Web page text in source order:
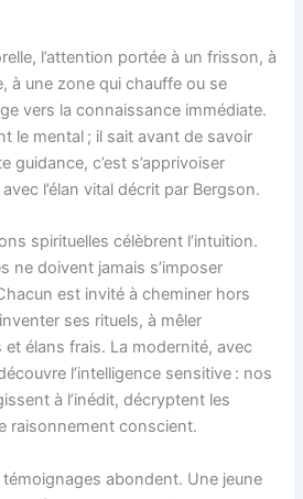
l’attention portée à un frisson, à
à une zone qui chauffe ou se
vers la connaissance immédiate.
le mental ; il sait avant de savoir
guidance, c’est s’apprivoiser
l’élan vital décrit par Bergson.
spirituelles célèbrent l’intuition.
ne doivent jamais s’imposer
est invité à cheminer hors
ses rituels, à mêler
élans frais. La modernité, avec
l’intelligence sensitive : nos
à l’inédit, décryptent les
raisonnement conscient.
abondent. Une jeune